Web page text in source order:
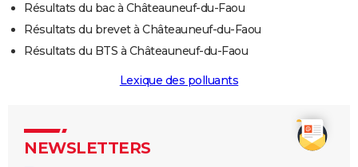
Résultats du bac à Châteauneuf-du-Faou
Résultats du brevet à Châteauneuf-du-Faou
Résultats du BTS à Châteauneuf-du-Faou
Lexique des polluants
NEWSLETTERS